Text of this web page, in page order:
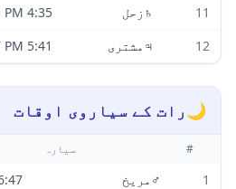
11
♄ زحل 4:35 PM
PM
12
♃ مشتری 5:41 PM
PM
🌙رات کے سیاروی اوقات
# سیارہ
1
♂ مریخ PM